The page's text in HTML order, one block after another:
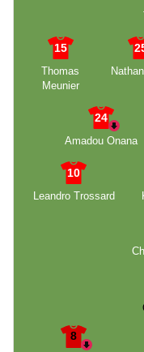
15
Thomas
Meunier
24
Amadou Onana
10
Leandro Trossard
8